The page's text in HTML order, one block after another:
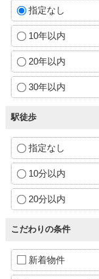
指定なし
10年以内
20年以内
30年以内
駅徒歩
指定なし
10分以内
20分以内
こだわりの条件
新着物件